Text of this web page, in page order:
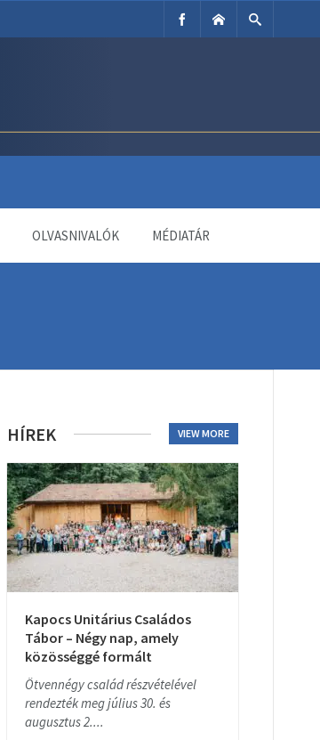
OLVASNIVALÓK MÉDIATÁR
HÍREK VIEW MORE
Kapocs Unitárius Családos
Tábor – Négy nap, amely
közösséggé formált
Ötvennégy család részvételével
rendezték meg július 30. és
augusztus 2....